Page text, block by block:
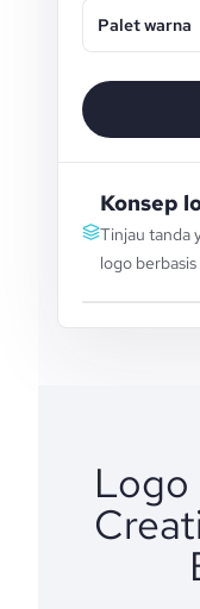
Palet warna
Konsep
Tinjau tanda
logo
Logo